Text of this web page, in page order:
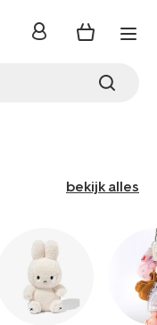
inloggen
bekijk alles